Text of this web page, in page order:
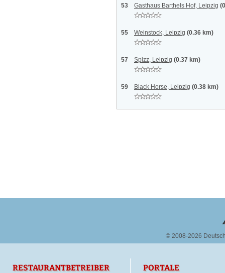
53 Gasthaus Barthels Hof, Leipzig
55 Weinstock, Leipzig (0.36 km)
57 Spizz, Leipzig (0.37 km)
59 Black Horse, Leipzig (0.38 km)
© 2008-2026
RESTAURANTBETREIBER PORTALE